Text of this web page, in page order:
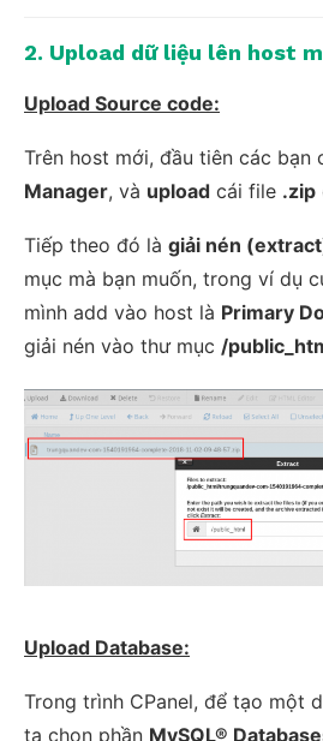
2. Upload dữ liệu lên host
Upload Source code:
Trên host mới, đầu tiên các bạn
Manager, và upload cái file .zip
Tiếp theo đó là giải nén
mục mà bạn muốn, trong ví dụ
mình add vào host là Primary
giải nén vào thư mục /
Upload Database:
Trong trình CPanel, để tạo một
ta chọn phần MySQL®